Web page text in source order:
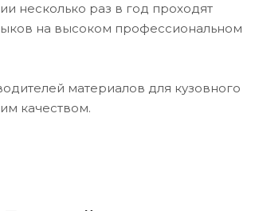
несколько раз в год проходят
на высоком профессиональном
материалов для кузовного
качеством.